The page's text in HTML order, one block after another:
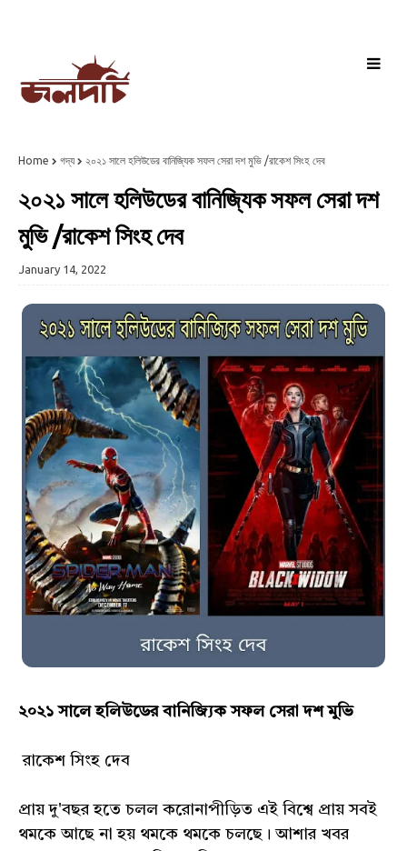
Home গদ্য ২০২১ সালে হলিউডের বানিজ্যিক সফল সেরা দশ মুভি /রাকেশ সিংহ দেব
২০২১ সালে হলিউডের বানিজ্যিক সফল সেরা দশ
মুভি /রাকেশ সিংহ দেব
January 14, 2022
২০২১ সালে হলিউডের বানিজ্যিক সফল সেরা দশ মুভি
রাকেশ সিংহ দেব
প্রায় দু'বছর হতে চলল করোনাপীড়িত এই বিশ্বে প্রায় সবই
থমকে আছে না হয় থমকে থমকে চলছে। আশার খবর